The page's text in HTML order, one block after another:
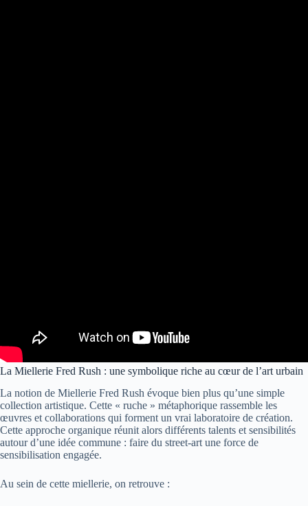
La Miellerie Fred Rush : une symbolique riche au cœur de l’art urbain
La notion de Miellerie Fred Rush évoque bien plus qu’une simple
collection artistique. Cette « ruche » métaphorique rassemble les
œuvres et collaborations qui forment un vrai laboratoire de création.
Cette approche organique réunit alors différents talents et sensibilités
autour d’une idée commune : faire du street-art une force de
sensibilisation engagée.
Au sein de cette miellerie, on retrouve :